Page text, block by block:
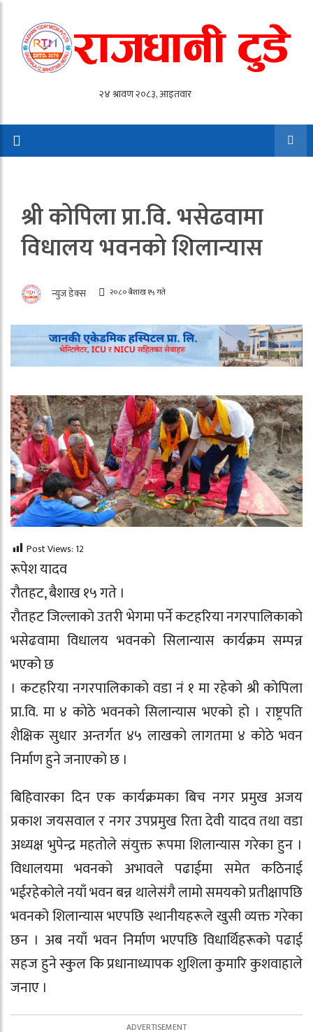
श्री काेपिला प्रा.वि. भसेढवामा
विधालय भवनकाे शिलान्यास
न्युज डेक्स २०८० बैशाख १५ गते
Post Views: 12
रूपेश यादव
रौतहट, बैशाख १५ गते ।
राैतहट जिल्लाकाे उतरी भेगमा पर्ने कटहरिया नगरपालिकाकाे
भसेढवामा विधालय भवनकाे सिलान्यास कार्यक्रम सम्पन्न
भएको छ
। कटहरिया नगरपालिकाकाे वडा नं १ मा रहेकाे श्री काेपिला
प्रा.वि. मा ४ काेठे भवनकाे सिलान्यास भएकाे हो । राष्ट्रपति
शैक्षिक सुधार अन्तर्गत ४५ लाखकाे लागतमा ४ काेठे भवन
निर्माण हुने जनाएको छ ।
बिहिवारका दिन एक कार्यक्रमका बिच नगर प्रमुख अजय
प्रकाश जयसवाल र नगर उपप्रमुख रिता देवी यादव तथा वडा
अध्यक्ष भुपेन्द्र महताेले संयुक्त रूपमा शिलान्यास गरेका हुन ।
विधालयमा भवनकाे अभावले पढाईमा समेत कठिनाई
भईरहेकोले नयाँ भवन बन्न थालेसंगै लामो समयको प्रतीक्षापछि
भवनको शिलान्यास भएपछि स्थानीयहरूले खुसी व्यक्त गरेका
छन । अब नयाँ भवन निर्माण भएपछि विधार्थिहरूकाे पढाई
सहज हुने स्कुल कि प्रधानाध्यापक शुशिला कुमारि कुशवाहाले
जनाए ।